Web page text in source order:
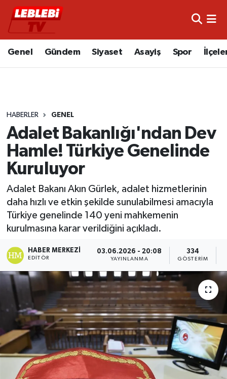
Genel Gündem Siyaset Asayiş Spor
HABERLER GENEL
Adalet Bakanlığı'ndan Dev
Hamle! Türkiye Genelinde
Kuruluyor
Adalet Bakanı Akın Gürlek, adalet hizmetlerinin
daha hızlı ve etkin şekilde sunulabilmesi amacıyla
Türkiye genelinde 140 yeni mahkemenin
kurulmasına karar verildiğini açıkladı.
HABER MERKEZI
EDITÖR
03.06.2026 - 20:08
YAYINLANMA
334
GÖSTERIM
Hava Durumu
Süper Lig Puan Durumu ve Fikstür
Tüm Manşetler
Son Dakika Haberleri
Haber Arşivi